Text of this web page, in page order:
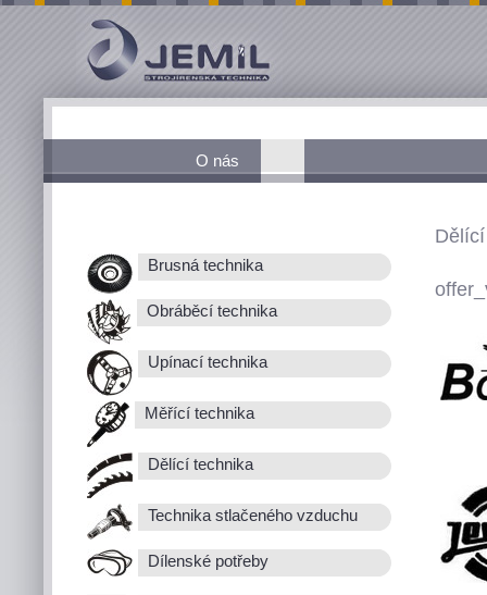
O nás
Brusná technika
Obráběcí technika
Upínací technika
Měřící technika
Dělící technika
Technika stlačeného vzduchu
Dílenské potřeby